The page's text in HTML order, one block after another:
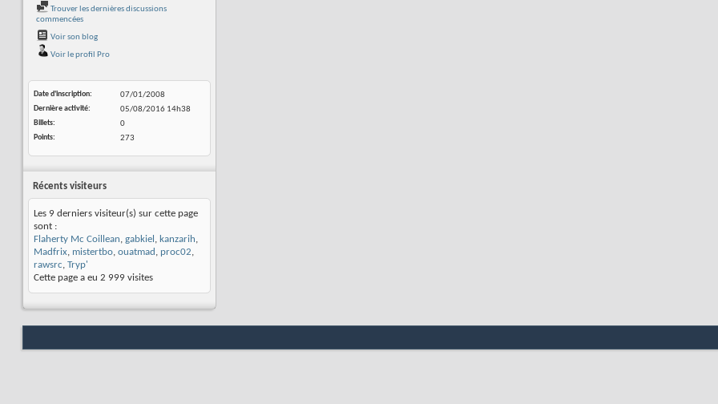
Trouver les dernières discussions
commencées
Voir son blog
Voir le profil Pro
Date d'inscription
07/01/2008
Dernière activité
05/08/2016 14h38
Billets
0
Points
273
Récents visiteurs
Les 9 derniers visiteur(s) sur cette page
sont :
Flaherty Mc Coillean, gabkiel , kanzarih,
Madfrix, mistertbo, ouatmad , proc02,
rawsrc, Tryp'
Cette page a eu 2 999 visites